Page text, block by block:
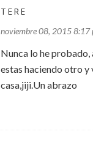
TERE
noviembre 08, 2015 8:17
Nunca lo he probado,
estas haciendo otro y
casa,jiji.Un abrazo